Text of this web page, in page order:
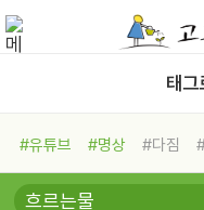
태그
#유튜브 #명상 #다짐
#비전캠프
#독서캠프 #